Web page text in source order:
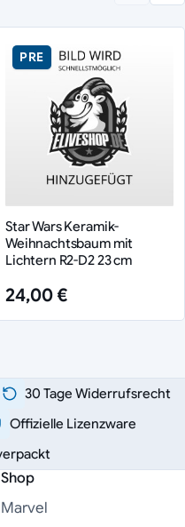
PRE
Star Wars Keramik-
Weihnachtsbaum mit
Lichtern R2-D2 23 cm
24,00 €
30 Tage Widerrufsrecht
Offizielle Lizenzware
Shop
Marvel